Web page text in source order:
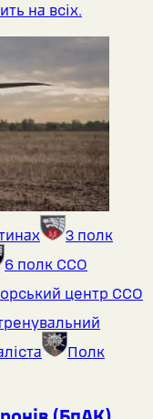
на всіх.
3 полк
6 полк ССО
центр ССО
Полк